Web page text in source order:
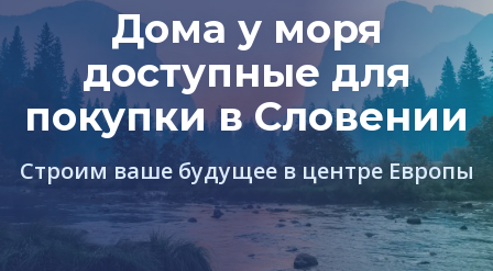
Недвижимость
Все объекты
Недвижимость в Словении
Дома на Бледе
Дома у моря
доступные для
покупки в Словении
Строим ваше будущее в центре Европы